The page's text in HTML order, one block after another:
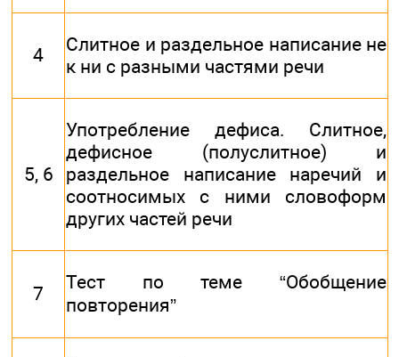
4
Слитное и раздельное написание не
к ни с разными частями речи
5, 6
Употребление дефиса. Слитное,
дефисное (полуслитное) и
раздельное написание наречий и
соотносимых с ними словоформ
других частей речи
7
Тест по теме “Обобщение
повторения”